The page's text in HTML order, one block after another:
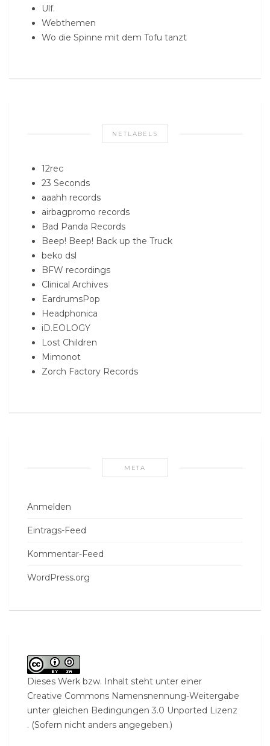
Ulf.
Webthemen
Wo die Spinne mit dem Tofu tanzt
NETLABELS
12rec
23 Seconds
aaahh records
airbagpromo records
Bad Panda Records
Beep! Beep! Back up the Truck
beko dsl
BFW recordings
Clinical Archives
EardrumsPop
Headphonica
iD.EOLOGY
Lost Children
Mimonot
Zorch Factory Records
META
Anmelden
Eintrags-Feed
Kommentar-Feed
WordPress.org
Dieses Werk bzw. Inhalt steht unter einer
Creative Commons Namensnennung-Weitergabe
unter gleichen Bedingungen 3.0 Unported Lizenz
. (Sofern nicht anders angegeben.)